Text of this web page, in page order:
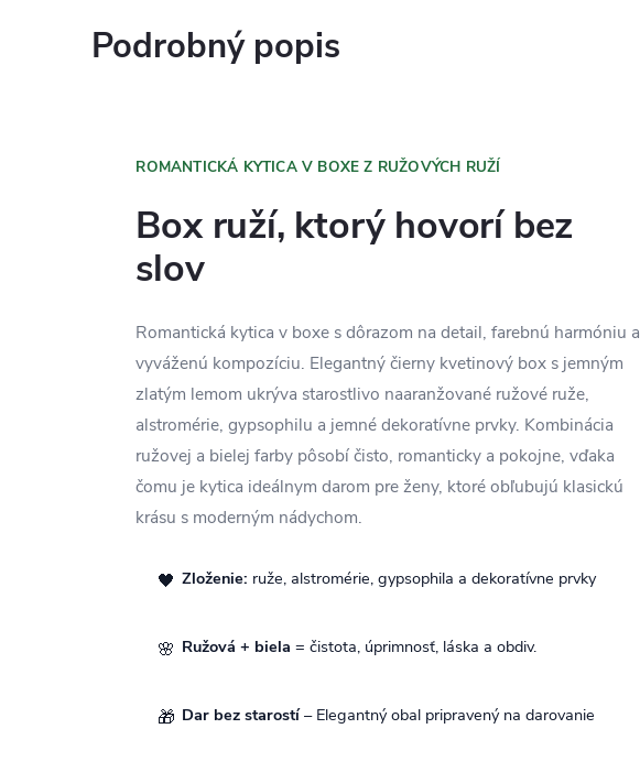
Podrobný popis
ROMANTICKÁ KYTICA V BOXE Z RUŽOVÝCH RUŽÍ
Box ruží, ktorý hovorí bez
slov
Romantická kytica v boxe s dôrazom na detail, farebnú harmóniu a
vyváženú kompozíciu. Elegantný čierny kvetinový box s jemným
zlatým lemom ukrýva starostlivo naaranžované ružové ruže,
alstromérie, gypsophilu a jemné dekoratívne prvky. Kombinácia
ružovej a bielej farby pôsobí čisto, romanticky a pokojne, vďaka
čomu je kytica ideálnym darom pre ženy, ktoré obľubujú klasickú
krásu s moderným nádychom.
🖤 Zloženie: ruže, alstromérie, gypsophila a dekoratívne prvky
🌸 Ružová + biela = čistota, úprimnosť, láska a obdiv.
🎁 Dar bez starostí– Elegantný obal pripravený na darovanie